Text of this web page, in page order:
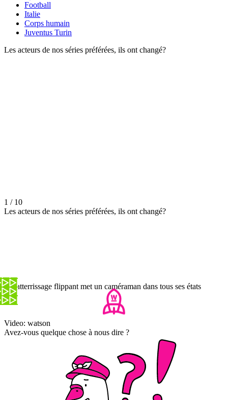
Football
Italie
Corps humain
Juventus Turin
Les acteurs de nos séries préférées, ils ont changé?
1 / 10
Les acteurs de nos séries préférées, ils ont changé?
Un atterrissage flippant met un caméraman dans tous ses états
Video: watson
Avez-vous quelque chose à nous dire ?